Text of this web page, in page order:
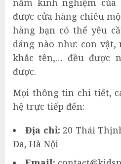
được cửa hàng chiêu
hàng bạn có thể yêu
dáng nào như: con
khắc tên,… đều được
được.
Mọi thông tin chi tiết,
hệ trực tiếp đến:
Địa chỉ: 20 Thái
Đa, Hà Nội